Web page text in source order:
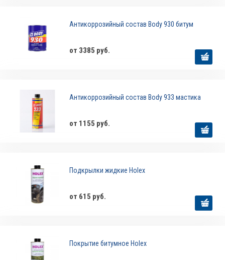
Антикоррозийный состав Body 930 битум
от 3385 руб.
Антикоррозийный состав Body 933 мастика
от 1155 руб.
Подкрылки жидкие Holex
от 615 руб.
Покрытие битумное Holex